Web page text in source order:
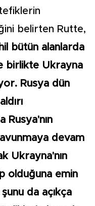
belirten Rutte,
bütün alanlarda
birlikte Ukrayna
Rusya dün
Rusya'nın
devam
Ukrayna'nın
olduğuna emin
da açıkça